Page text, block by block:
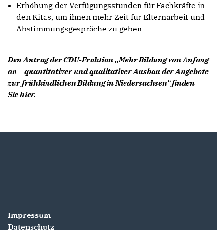
Erhöhung der Verfügungsstunden für Fachkräfte in
den Kitas, um ihnen mehr Zeit für Elternarbeit und
Abstimmungsgespräche zu geben
Den Antrag der CDU-Fraktion „Mehr Bildung von Anfang
an – quantitativer und qualitativer Ausbau der Angebote
zur frühkindlichen Bildung in Niedersachsen“ finden
Siehier.
Impressum
Datenschutz